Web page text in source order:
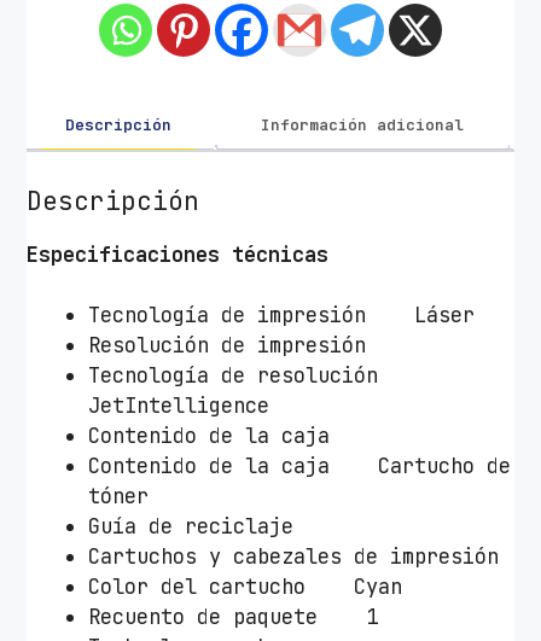
n
a
l
H
Descripción Información adicional
Descripción
Especificaciones técnicas
Tecnología de impresión Láser
Resolución de impresión
Tecnología de resolución
JetIntelligence
Contenido de la caja
Contenido de la caja Cartucho de
tóner
Guía de reciclaje
Cartuchos y cabezales de impresión
Color del cartucho Cyan
Recuento de paquete 1